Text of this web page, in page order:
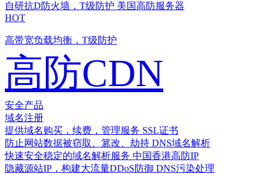
自研抗D防火墙，T级防护 美国高防服务器
HOT
高带宽负载均衡，T级防护
高防CDN
安全产品
域名注册
提供域名购买，续费，管理服务 SSL证书
防止网站数据被窃取、篡改、劫持 DNS域名解析
快速安全稳定的域名解析服务 中国香港高防IP
隐藏源站IP，构建大流量DDoS防御 DNS污染处理